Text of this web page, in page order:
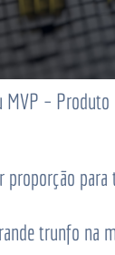
MVP –
trunfo na